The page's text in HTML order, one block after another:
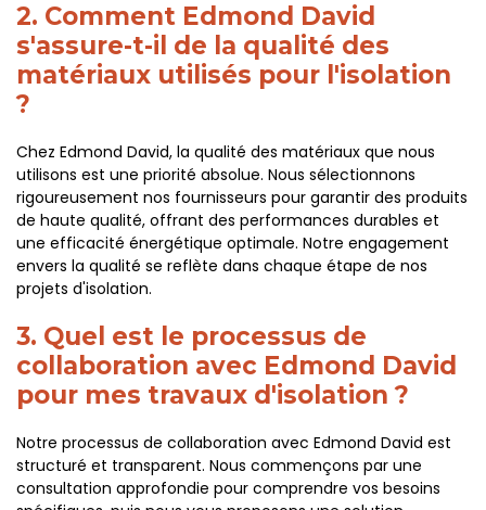
2. Comment Edmond David
s'assure-t-il de la qualité des
matériaux utilisés pour l'isolation
?
Chez Edmond David, la qualité des matériaux que nous
utilisons est une priorité absolue. Nous sélectionnons
rigoureusement nos fournisseurs pour garantir des produits
de haute qualité, offrant des performances durables et
une efficacité énergétique optimale. Notre engagement
envers la qualité se reflète dans chaque étape de nos
projets d'isolation.
3. Quel est le processus de
collaboration avec Edmond David
pour mes travaux d'isolation ?
Notre processus de collaboration avec Edmond David est
structuré et transparent. Nous commençons par une
consultation approfondie pour comprendre vos besoins